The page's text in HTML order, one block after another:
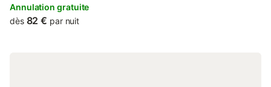
terrace with views of the surrounding hills.
Annulation gratuite
dès 82 € par nuit